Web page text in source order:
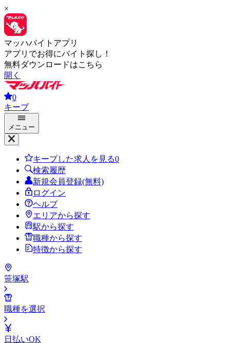
×
マッハバイトアプリ
アプリでお得にバイト探し！
無料ダウンロードはこちら
開く
0
キープ
メニュー
キープした求人を見る0
検索履歴
新規会員登録(無料)
ログイン
ヘルプ
エリアから探す
駅から探す
職種から探す
特徴から探す
笹塚駅
職種を選択
日払いOK